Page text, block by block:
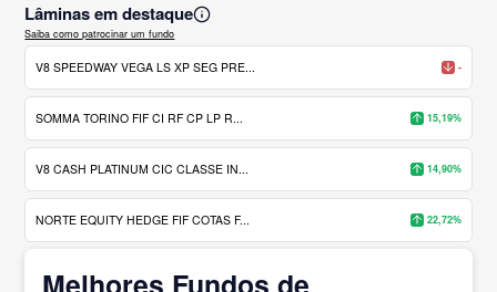
Lâminas em destaque
Saiba como patrocinar um fundo
V8 SPEEDWAY VEGA LS XP SEG PRE... -
SOMMA TORINO FIF CI RF CP LP R... 15,19%
V8 CASH PLATINUM CIC CLASSE IN... 14,90%
NORTE EQUITY HEDGE FIF COTAS F... 22,72%
Melhores Fundos de